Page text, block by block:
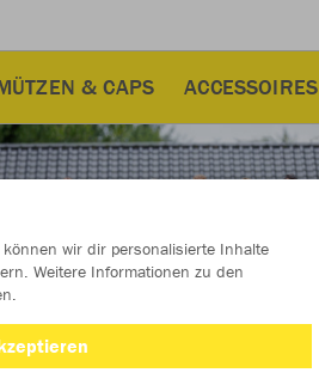
& CAPS ACCESSOIRES
wir dir personalisierte Inhalte
Weitere Informationen zu den